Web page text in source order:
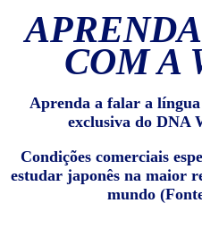
COM A
Aprenda a falar a
exclusiva do DNA
Condições comerciais
estudar japonês na maior
mundo